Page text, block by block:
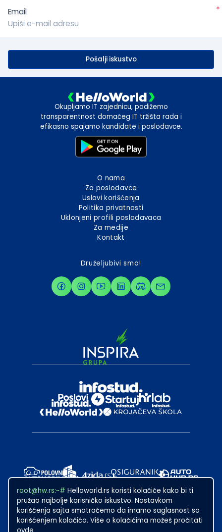
Email *
Pošalji iskustvo
root@hw.rs:~# Helloworld.rs koristi kolačiće kako bi ti
pružao najbolje korisničko iskustvo. Nastavkom
korišćenja sajta smatraćemo da imamo saglasnost sa
korišćenjem kolačića. Više o kolačićima možeš pročitati
Okupljamo IT zajednicu, podižemo
transparentnost domaćeg IT tržišta rada i
efikasno spajamo kandidate i poslodavce.
O nama
Za poslodavce
Uslovi korišćenja
Politika privatnosti
Uklonjeni profili poslodavaca
Za medije
Kontakt
Druželjubivi smo!